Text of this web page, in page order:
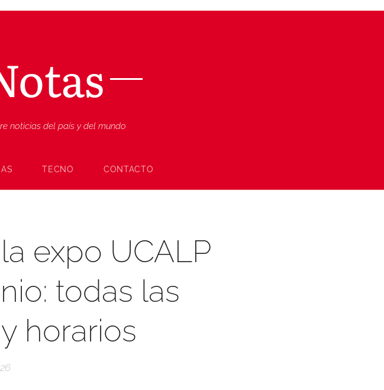
noticias del país y del mundo
TECNO CONTACTO
expo UCALP
todas las
horarios